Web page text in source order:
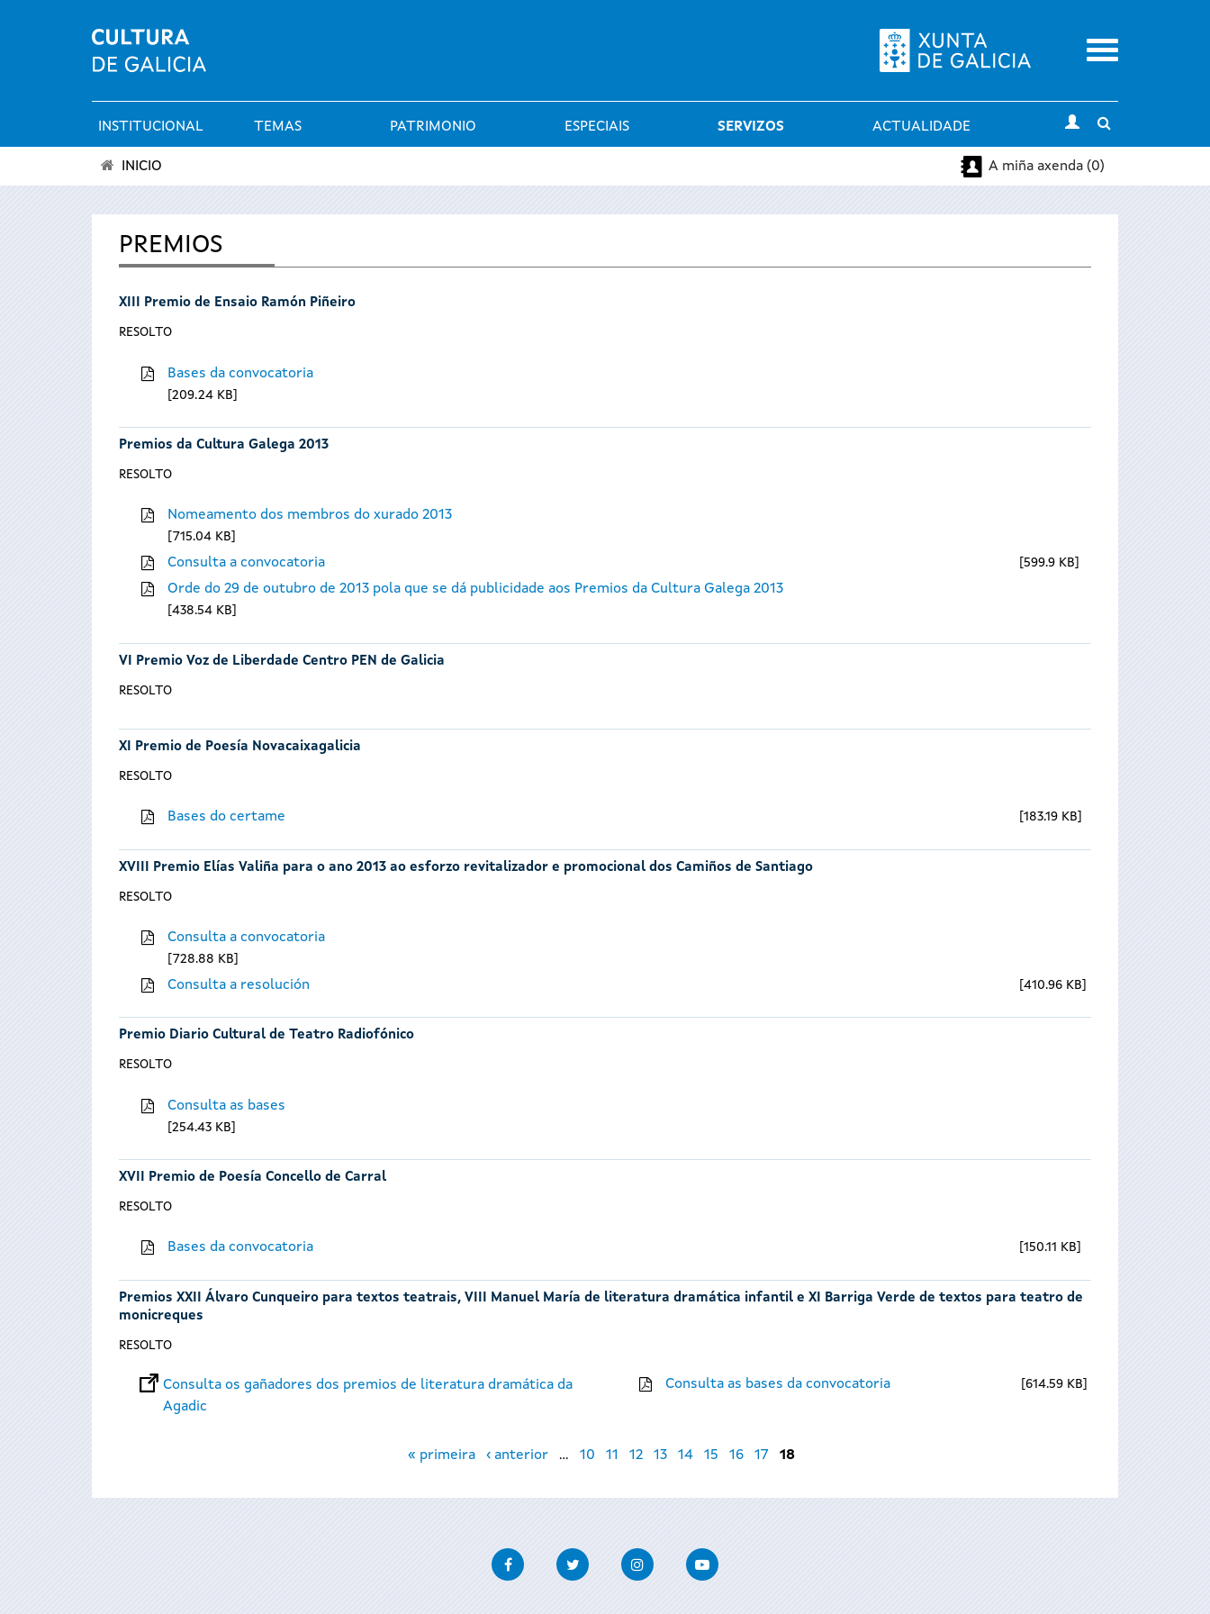
Menu
Menú
principal
INSTITUCIONAL TEMAS PATRIMONIO ESPECIAIS SERVIZOS ACTUALIDADE
search
está
INICIO A miña axenda (0)
PREMIOS
XIII Premio de Ensaio Ramón Piñeiro
RESOLTO
Bases da convocatoria
209.24 KB
Premios da Cultura Galega 2013
RESOLTO
Nomeamento dos membros do xurado 2013
715.04 KB
Consulta a convocatoria 599.9 KB
Orde do 29 de outubro de 2013 pola que se dá publicidade aos Premios da Cultura Galega 2013
438.54 KB
VI Premio Voz de Liberdade Centro PEN de Galicia
RESOLTO
XI Premio de Poesía Novacaixagalicia
RESOLTO
Bases do certame 183.19 KB
XVIII Premio Elías Valiña para o ano 2013 ao esforzo revitalizador e promocional dos Camiños de Santiago
RESOLTO
Consulta a convocatoria
728.88 KB
Consulta a resolución 410.96 KB
Premio Diario Cultural de Teatro Radiofónico
RESOLTO
Consulta as bases
254.43 KB
XVII Premio de Poesía Concello de Carral
RESOLTO
Bases da convocatoria 150.11 KB
Premios XXII Álvaro Cunqueiro para textos teatrais, VIII Manuel María de literatura dramática infantil e XI Barriga Verde de textos para teatro de
monicreques
RESOLTO
Consulta os gañadores dos premios de literatura dramática da
Agadic
Consulta as bases da convocatoria 614.59 KB
« primeira ‹ anterior … 10 11 12 13 14 15 16 17 18
FacebookTwitter InstagramYoutube